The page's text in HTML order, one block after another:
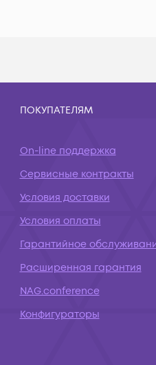
ПОКУПАТЕЛЯМ
On-line поддержка
Сервисные контракты
Условия доставки
Условия оплаты
Гарантийное
Расширенная гарантия
NAG.conference
Конфигураторы